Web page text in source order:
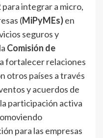
integrar a micro,
(MiPyMEs)en
seguros y
Comisión de
fortalecer relaciones
otros países a través
y acuerdos de
participación activa
para las empresas